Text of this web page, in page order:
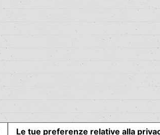
Le tue preferenze relative alla